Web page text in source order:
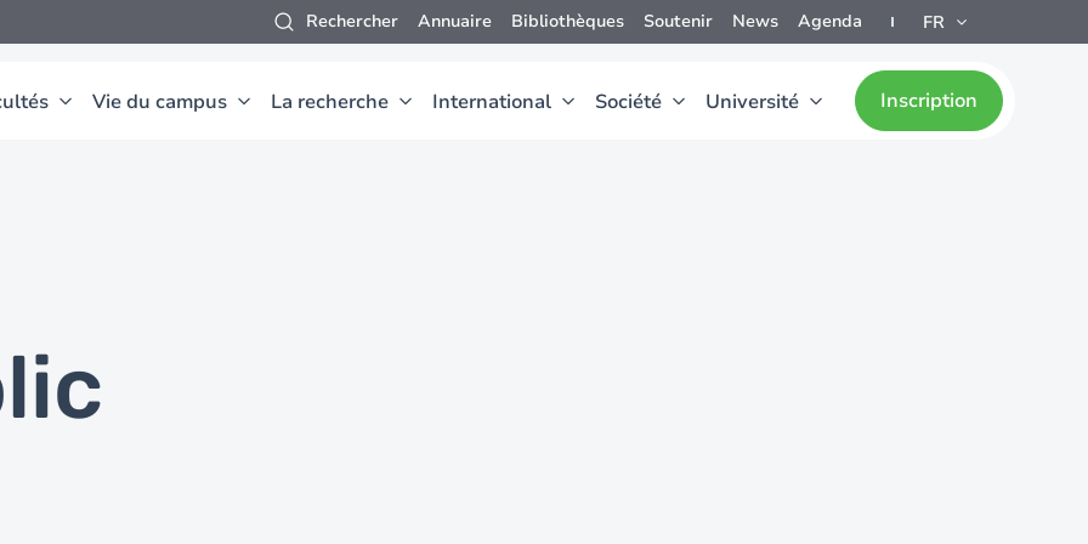
Rechercher Annuaire Bibliothèques Soutenir News Agenda FR
Vie du campus La recherche International Société Université Inscription